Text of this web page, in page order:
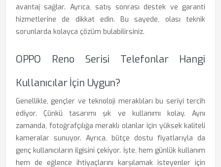
avantaj sağlar. Ayrıca, satış sonrası destek ve garanti
hizmetlerine de dikkat edin. Bu sayede, olası teknik
sorunlarda kolayca çözüm bulabilirsiniz.
OPPO Reno Serisi Telefonlar Hangi
Kullanıcılar İçin Uygun?
Genellikle, gençler ve teknoloji meraklıları bu seriyi tercih
ediyor. Çünkü tasarımı şık ve kullanımı kolay. Aynı
zamanda, fotoğrafçılığa meraklı olanlar için yüksek kaliteli
kameralar sunuyor. Ayrıca, bütçe dostu fiyatlarıyla da
genç kullanıcıların ilgisini çekiyor. İşte, hem günlük kullanım
hem de eğlence ihtiyaçlarını karşılamak isteyenler için